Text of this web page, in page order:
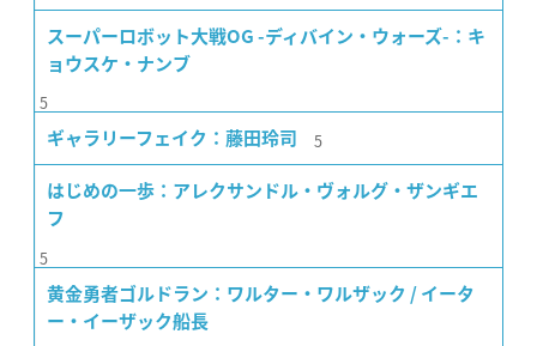
スーパーロボット大戦OG -ディバイン・ウォーズ-：キ
ョウスケ・ナンブ
5
ギャラリーフェイク：藤田玲司 5
はじめの一歩：アレクサンドル・ヴォルグ・ザンギエ
フ
5
黄金勇者ゴルドラン：ワルター・ワルザック / イータ
ー・イーザック船長